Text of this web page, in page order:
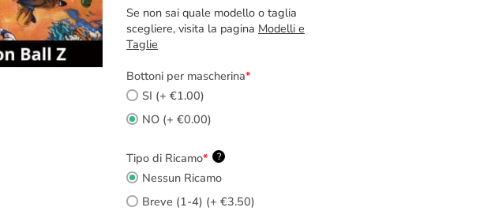
Se non sai quale modello o taglia
scegliere, visita la pagina Modelli e
Taglie
Bottoni per mascherina*
SI (+ €1.00)
NO (+ €0.00)
Tipo di Ricamo* ?
Nessun Ricamo
Breve (1-4) (+ €3.50)